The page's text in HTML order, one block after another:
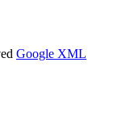
Google XML